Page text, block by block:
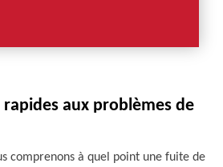
aux problèmes de
comprenons à quel point une fuite de